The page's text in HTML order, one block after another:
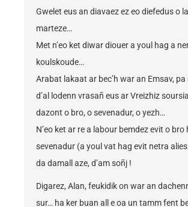
Gwelet eus an diavaez ez eo diefedus o
marteze…
Met n’eo ket diwar diouer a youl hag a
koulskoude…
Arabat lakaat ar bec’h war an Emsav, pa
d’al lodenn vrasañ eus ar Vreizhiz
dazont o bro, o sevenadur, o yezh…
N’eo ket ar re a labour bemdez evit o bro
sevenadur (a youl vat hag evit netra
da damall aze, d’am soñj !
Digarez, Alan, feukidik on war an
sur… ha ker buan all e oa un tamm fent